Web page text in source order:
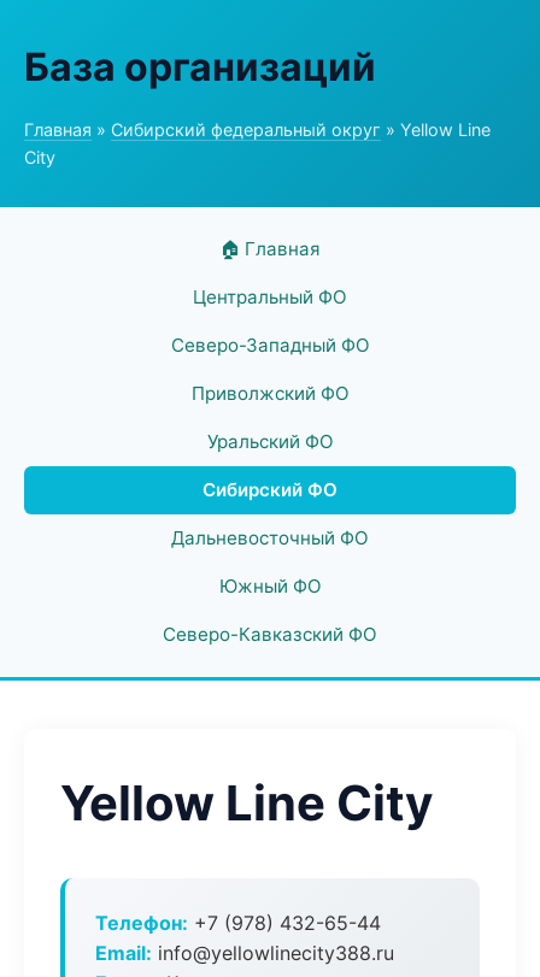
База организаций
Главная » Сибирский федеральный округ » Yellow Line
City
🏠 Главная
Центральный ФО
Северо-Западный ФО
Приволжский ФО
Уральский ФО
Сибирский ФО
Дальневосточный ФО
Южный ФО
Северо-Кавказский ФО
Yellow Line City
Телефон: +7 (978) 432-65-44
Email: info@yellowlinecity388.ru